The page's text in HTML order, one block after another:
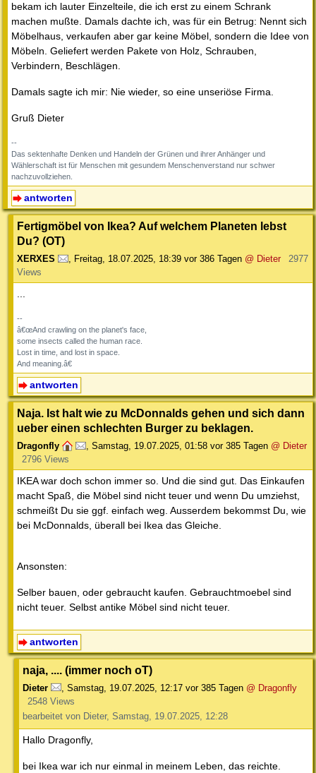
bekam ich lauter Einzelteile, die ich erst zu einem Schrank
machen mußte. Damals dachte ich, was für ein Betrug: Nennt sich
Möbelhaus, verkaufen aber gar keine Möbel, sondern die Idee von
Möbeln. Geliefert werden Pakete von Holz, Schrauben,
Verbindern, Beschlägen.
Damals sagte ich mir: Nie wieder, so eine unseriöse Firma.
Gruß Dieter
--
Das sektenhafte Denken und Handeln der Grünen und ihrer Anhänger und
Wählerschaft ist für Menschen mit gesundem Menschenverstand nur schwer
nachzuvollziehen.
antworten
Fertigmöbel von Ikea? Auf welchem Planeten lebst
Du? (OT)
XERXES , Freitag, 18.07.2025, 18:39 vor 386 Tagen @ Dieter
2977
Views
...
--
â€œAnd crawling on the planet's face,
some insects called the human race.
Lost in time, and lost in space.
And meaning.â€
antworten
Naja. Ist halt wie zu McDonnalds gehen und sich dann
ueber einen schlechten Burger zu beklagen.
Dragonfly , Samstag, 19.07.2025, 01:58 vor 385 Tagen @ Dieter
2796 Views
IKEA war doch schon immer so. Und die sind gut. Das Einkaufen
macht Spaß, die Möbel sind nicht teuer und wenn Du umziehst,
schmeißt Du sie ggf. einfach weg. Ausserdem bekommst Du, wie
bei McDonnalds, überall bei Ikea das Gleiche.
Ansonsten:
Selber bauen, oder gebraucht kaufen. Gebrauchtmoebel sind
nicht teuer. Selbst antike Möbel sind nicht teuer.
antworten
naja, .... (immer noch oT)
Dieter Samstag, 19.07.2025, 12:17 vor 385 Tagen @ Dragonfly
2548 Views
bearbeitet von Dieter, Samstag, 19.07.2025, 12:28
Hallo Dragonfly,
bei Ikea war ich nur einmal in meinem Leben, das reichte.